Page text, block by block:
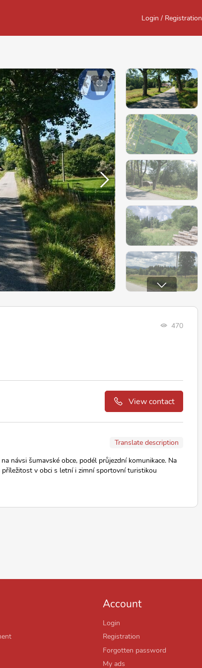
Login / Registration
470
View contact
Translate description
návsi šumavské obce, podél průjezdní komunikace. Na
příležitost v obci s letní i zimní sportovní turistikou
Account
Login
Registration
Forgotten password
My ads